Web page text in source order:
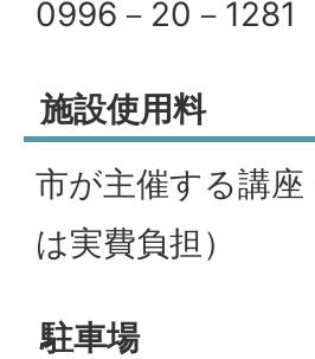
0996－20－1281
施設使用料
市が主催する講
は実費負担）
駐車場